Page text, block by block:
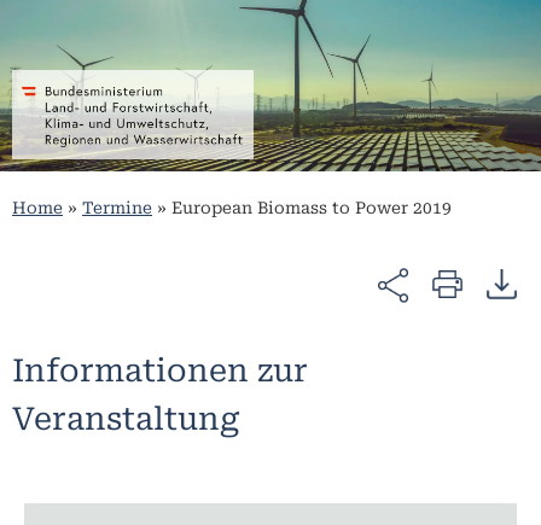
Home » Termine » European Biomass to Power 2019
Informationen zur
Veranstaltung